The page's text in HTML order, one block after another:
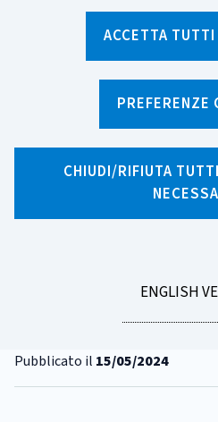
ACCETTA
PREFERENZE
CHIUDI/RIFIUTA
GO
ENGLISH
Facebook
LinkedinWhatsApp
Email
Pubblicato il 15/05/2024